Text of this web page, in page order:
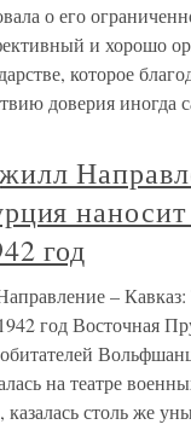
о его
и хорошо
которое
доверия иногда
год
– Кавказ:
год Восточная
на театре
казалась столь же